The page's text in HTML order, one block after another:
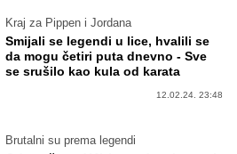
Kraj za Pippen i Jordana
Smijali se legendi u lice, hvalili se
da mogu četiri puta dnevno - Sve
se srušilo kao kula od karata
12.02.24. 23:48
Brutalni su prema legendi